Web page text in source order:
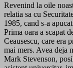
Revenind la oile
relatia sa cu
1985, cand s-a
Prima oara a scapat
Ceausescu, care era
mai mers. Avea deja
Mark Stevenson,